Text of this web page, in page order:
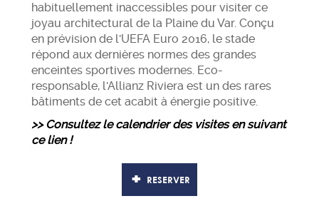
habituellement inaccessibles pour visiter ce
joyau architectural de la Plaine du Var. Conçu
en prévision de l'UEFA Euro 2016, le stade
répond aux dernières normes des grandes
enceintes sportives modernes. Eco-
responsable, l'Allianz Riviera est un des rares
bâtiments de cet acabit à énergie positive.
>> Consultez le calendrier des visites en suivant
ce lien !
RESERVER